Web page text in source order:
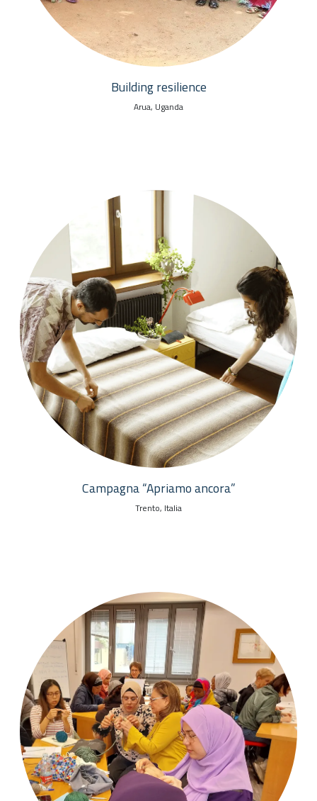
Building resilience
Arua, Uganda
Campagna “Apriamo ancora”
Trento, Italia